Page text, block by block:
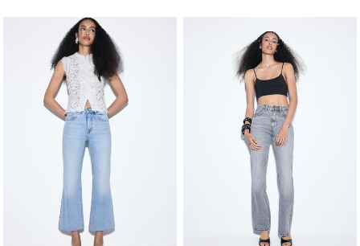
intérieur et crochet métallique.